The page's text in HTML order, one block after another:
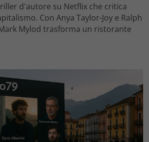
d'autore su Netflix che critica
Con Anya Taylor-Joy e Ralph
Mylod trasforma un ristorante